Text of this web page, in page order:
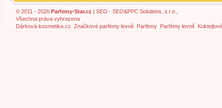
© 2011 - 2026 Parfemy-Star.cz | SEO - SEO&PPC Solutions, s.r.o.,
Všechna práva vyhrazena
Dárková-kosmetika.cz Značkové parfémy levně Parfémy Parfémy levně